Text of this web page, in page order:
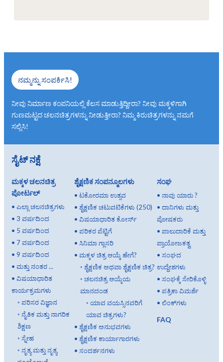
ನಮ್ಮನ್ನು ಸಂಪರ್ಕಿಸಿ!
ನೀವು ನಿರ್ಮಾಣ ಕಂಪನಿಯಲ್ಲಿ ಕೆಲಸ ಮಾಡುತ್ತಿದ್ದೀರಾ? ನೀವು ಮಕ್ಕಳಿಗಾಗಿ
ಗುಣಮಟ್ಟದ ಚಲನಚಿತ್ರಗಳನ್ನು ನೀಡುತ್ತೀರಾ? ನಿಮ್ಮ ಕಿರುಚಿತ್ರಗಳನ್ನು ನಮಗೆ
ಸಲ್ಲಿಸಿ!
ಸೈಟ್ ನಕ್ಷೆ
ಮಕ್ಕಳ ಚಲನಚಿತ್ರ
ಪೋರ್ಟಲ್
• ಎಲ್ಲಾ ಚಲನಚಿತ್ರಗಳು
• 3 ವರ್ಷದಿಂದ
• 5 ವರ್ಷದಿಂದ
• 7 ವರ್ಷದಿಂದ
• 9 ವರ್ಷದಿಂದ
• ಮತ್ತು ನಂತರ ...
• ವಿಷಯಾಧಾರಿತ
ಕಾರ್ಯಕ್ರಮಗಳು
◦ ಪರಿಸರ ವಿಜ್ಞಾನ
◦ ನೈತಿಕ ಮತ್ತು ನಾಗರಿಕ
ಶಿಕ್ಷಣ
◦ ಸ್ನೇಹ
◦ ನೃತ್ಯ ಮತ್ತು ನೃತ್ಯ
ಶೈಕ್ಷಣಿಕ ಸಂಪನ್ಮೂಲಗಳು
• ಟಕೋರಮಾ ಉತ್ಸವ
• ಶೈಕ್ಷಣಿಕ ಚಟುವಟಿಕೆಗಳು (250)
• ವಿಷಯಾಧಾರಿತ ಕೋರ್ಸ್
• ಪರಿಕರ ಪೆಟ್ಟಿಗೆ
• ಸಿನಿಮಾ ಗ್ಲಾಸರಿ
• ಮಕ್ಕಳ ಚಿತ್ರ ಆಯ್ಕೆ ಹೇಗೆ?
◦ ಶೈಕ್ಷಣಿಕ ಅಥವಾ ಶೈಕ್ಷಣಿಕ ಚಿತ್ರ?
◦ ಚಲನಚಿತ್ರ ಆಯ್ಕೆಯ
ಮಾನದಂಡ
◦ ಯಾವ ವಯಸ್ಸಿನವರಿಗೆ
ಯಾವ ಚಿತ್ರಗಳು?
• ಶೈಕ್ಷಣಿಕ ಅನುಭವಗಳು
• ಶೈಕ್ಷಣಿಕ ಕಾರ್ಯಾಗಾರಗಳು
• ಸಂದರ್ಶನಗಳು
ಸಂಘ
•ನಾವು ಯಾರು ?
•ದಾನಿಗಳು ಮತ್ತು
ಪೋಷಕರು
•ಪಾಲುದಾರಿಕೆ ಮತ್ತು
ಪ್ರಾಯೋಜಕತ್ವ
•ಸಂಘದ
ಉದ್ದೇಶಗಳು
•ಸಂಘಕ್ಕೆ ಸೇರಿಕೊಳ್ಳಿ
•ಪತ್ರಿಕಾ ವಿಮರ್ಶೆ
•ಲಿಂಕ್‌ಗಳು
FAQ